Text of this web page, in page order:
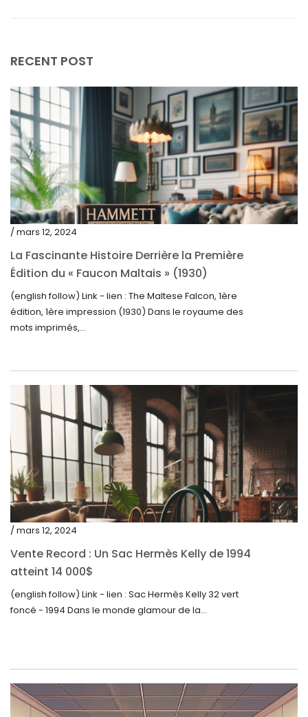
octobre 2023
septembre 2023
août 2023
juillet 2023
juin 2023
mai 2023
avril 2023
mars 2023
février 2023
janvier 2023
novembre 2022
octobre 2022
septembre 2022
août 2022
juillet 2022
juin 2022
mai 2022
avril 2022
mars 2022
février 2022
septembre 2021
août 2021
RECENT POST
/ mars 12, 2024
La Fascinante Histoire Derrière la Première
Édition du « Faucon Maltais » (1930)
(english follow) Link - lien : The Maltese Falcon, 1ère
édition, 1ère impression (1930) Dans le royaume des
mots imprimés,...
/ mars 12, 2024
Vente Record : Un Sac Hermès Kelly de 1994
atteint 14 000$
(english follow) Link - lien : Sac Hermès Kelly 32 vert
foncé - 1994 Dans le monde glamour de la...